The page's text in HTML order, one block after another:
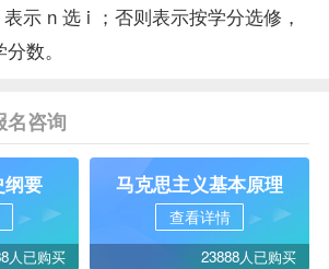
示 n 选 i ；否则表示按学分选修，
数。
名咨询
纲要
人已购买
马克思主义基本原理
查看详情
23888人已购买